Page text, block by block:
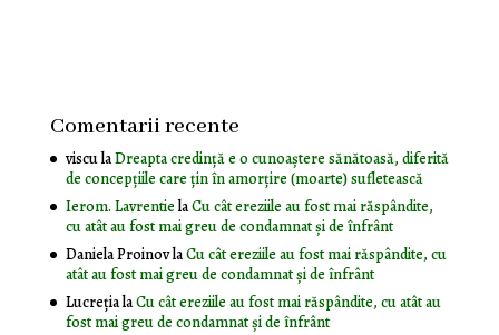
Comentarii recente
visculaDreapta credință e o cunoaștere sănătoasă, diferită
de concepțiile care țin în amorțire (moarte) sufletească
Ierom. LavrentielaCu cât ereziile au fost mai răspândite,
cu atât au fost mai greu de condamnat și de înfrânt
Daniela ProinovlaCu cât ereziile au fost mai răspândite, cu
atât au fost mai greu de condamnat și de înfrânt
LucrețialaCu cât ereziile au fost mai răspândite, cu atât au
fost mai greu de condamnat și de înfrânt